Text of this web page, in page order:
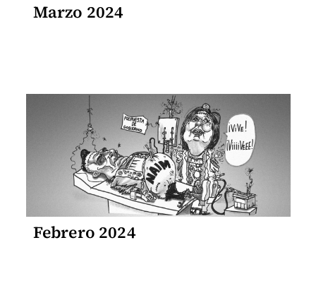
Marzo 2024
Febrero 2024